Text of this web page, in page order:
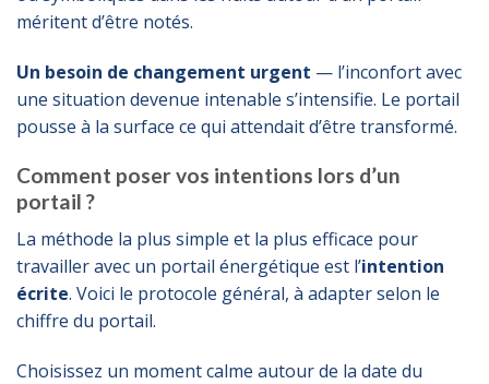
méritent d’être notés.
Un besoin de changement urgent — l’inconfort avec
une situation devenue intenable s’intensifie. Le portail
pousse à la surface ce qui attendait d’être transformé.
Comment poser vos intentions lors d’un
portail ?
La méthode la plus simple et la plus efficace pour
travailler avec un portail énergétique est l’intention
écrite. Voici le protocole général, à adapter selon le
chiffre du portail.
Choisissez un moment calme autour de la date du